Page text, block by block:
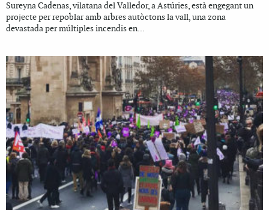
Sureyna Cadenas, vilatana del Valledor, a Astúries, està engegant un
projecte per repoblar amb arbres autòctons la vall, una zona
devastada per múltiples incendis en...